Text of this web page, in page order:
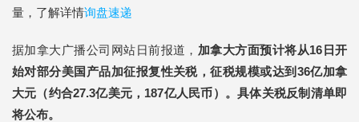
量，了解详情询盘速递
据加拿大广播公司网站日前报道， 加拿大方面预计将从16日开
始对部分美国产品加征报复性关税，征税规模或达到36亿加拿
大元（约合27.3亿美元，187亿人民币）。具体关税反制清单即
将公布。